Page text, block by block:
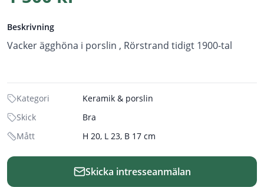
Beskrivning
Vacker ägghöna i porslin , Rörstrand tidigt 1900-tal
Kategori
Keramik & porslin
Skick
Bra
Mått
H 20, L 23, B 17 cm
Skicka intresseanmälan